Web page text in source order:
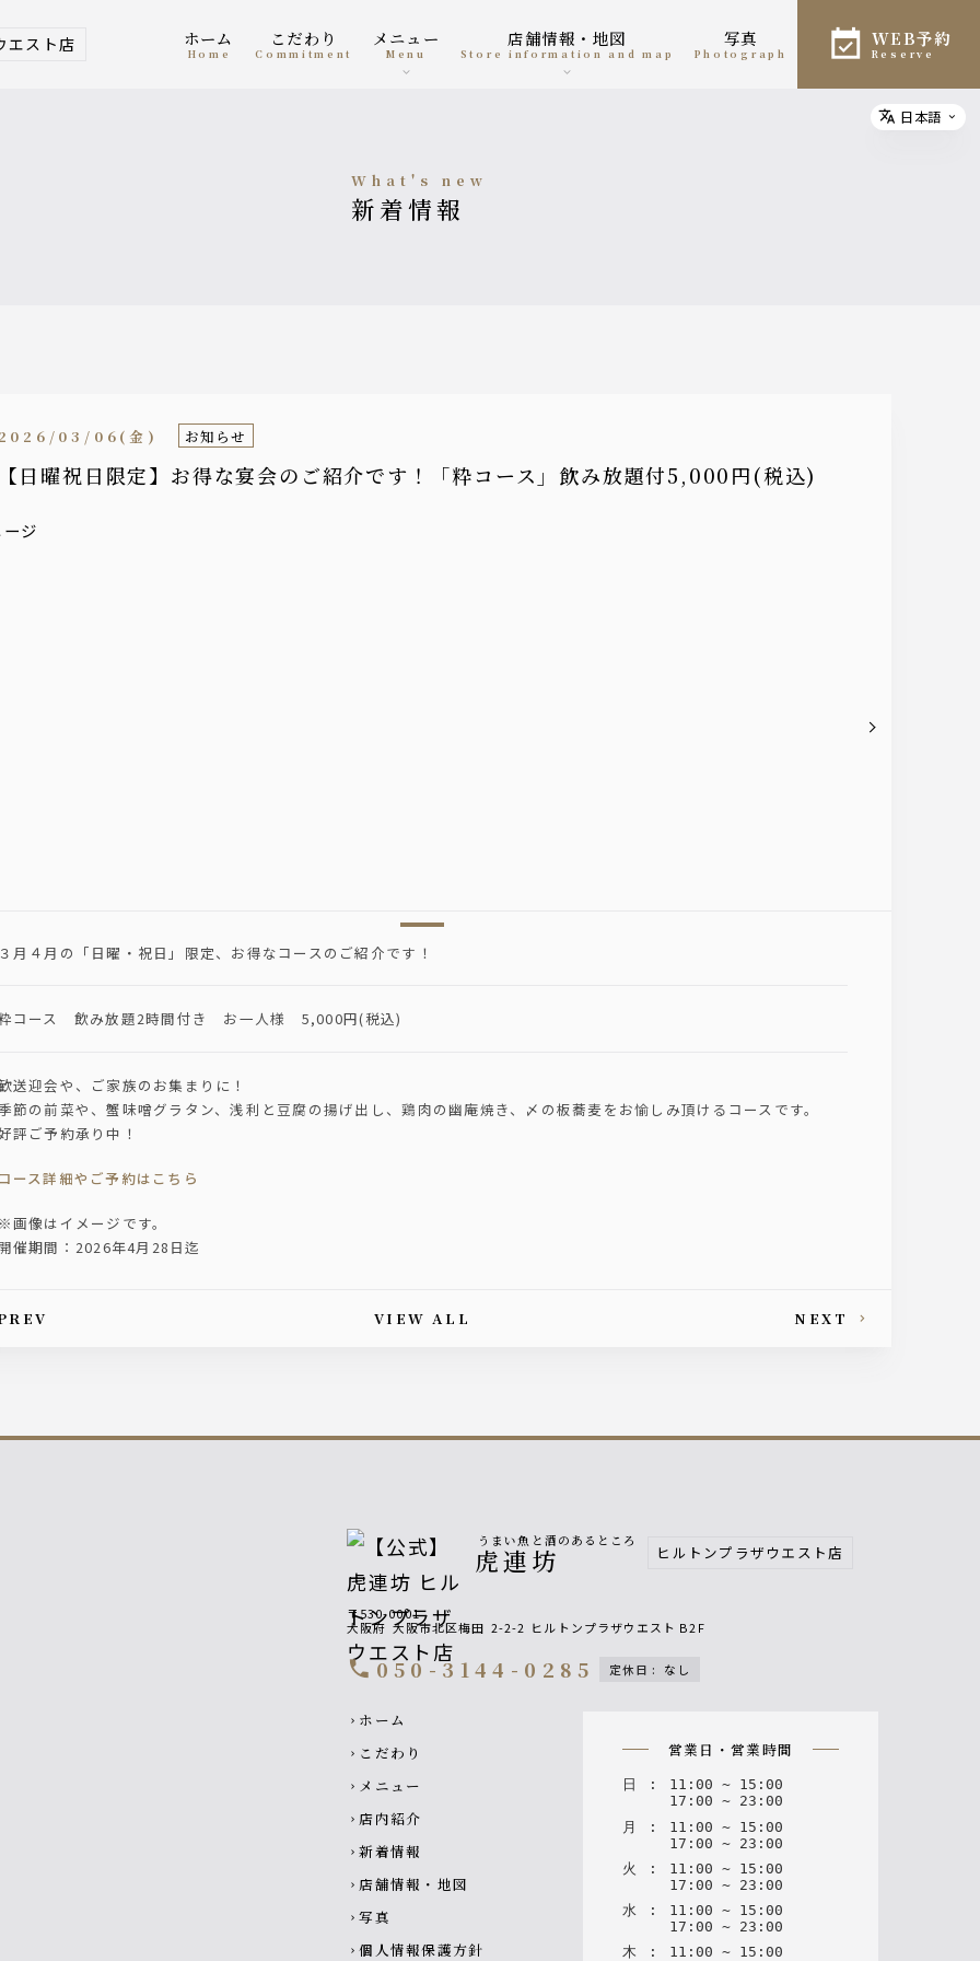
エスト店 ホーム
home
こだわり
Commitment
メニュー
menu
店舗情報・地図
Store information and map
写真
photograph
WEB予約
reserve
what's new
新着情報
日曜祝日限定】お得な宴会のご紹介です！「粋コース」飲み放題付5,000円(税込)
03/06(金) お知らせ
月４月の「日曜・祝日」限定、お得なコースのご紹介です！
コース 飲み放題2時間付き お一人様 5,000円(税込)
送迎会や、ご家族のお集まりに！
節の前菜や、蟹味噌グラタン、浅利と豆腐の揚げ出し、鶏肉の幽庵焼き、〆の板蕎麦をお愉しみ頂けるコースです。
評ご予約承り中！
ース詳細やご予約はこちら
画像はイメージです。
催期間：2026年4月28日迄
article's paging VIEW ALL NEXT
Select
日本語
うまい魚と酒のあるところ
虎連坊 ヒルトンプラザウエスト店
〒530-0001
大阪府 大阪市北区梅田 2-2-2 ヒルトンプラザウエスト B2F
call050-3144-0285 定休日 : なし
Footer navigation
chevron_right ホーム
chevron_right こだわり
chevron_right メニュー
chevron_right 店内紹介
chevron_right 新着情報
chevron_right 店舗情報・地図
chevron_right 写真
chevron_right 個人情報保護方針
営業日・営業時間
日 : 11 : 00 ~ 15 : 00
17 : 00 ~ 23 : 00
月
: 11 : 00 ~ 15 : 00
17 : 00 ~ 23 : 00
火
: 11 : 00 ~ 15 : 00
17 : 00 ~ 23 : 00
水 : 11 : 00 ~ 15 : 00
17 : 00 ~ 23 : 00
木
: 11 : 00 ~ 15 : 00